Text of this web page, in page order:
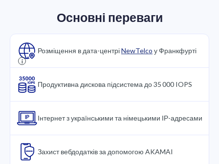
Основні переваги
i
Розміщення в дата-центріNewTelco у Франкфурті
Продуктивна дискова підсистема до 35 000 IOPS
Інтернет з українськими та німецькими ІР-адресами
Захист вебдодатків за допомогою AKAMAI